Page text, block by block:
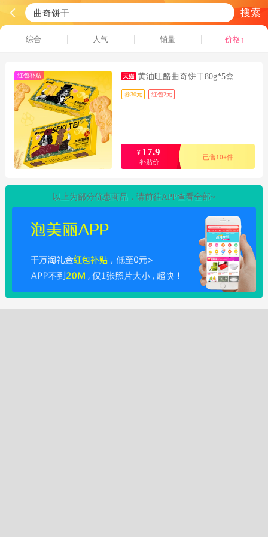
搜索
综合 人气 销量 价格↑
红包补贴 黄油旺酪曲奇饼干80g*5盒
券30元 红包2元
¥ 17.9
补贴价
已售10+件
以上为部分优惠商品，请前往APP查看全部~